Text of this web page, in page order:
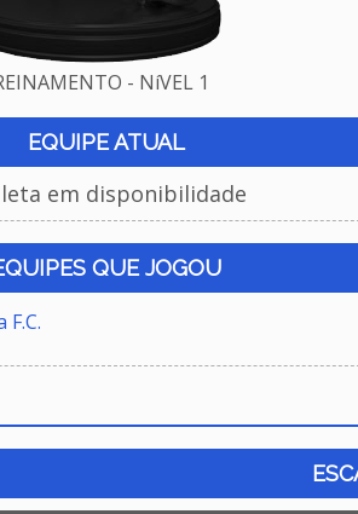
- NíVEL 1
EQUIPE ATUAL
em disponibilidade
QUE JOGOU
F.C.